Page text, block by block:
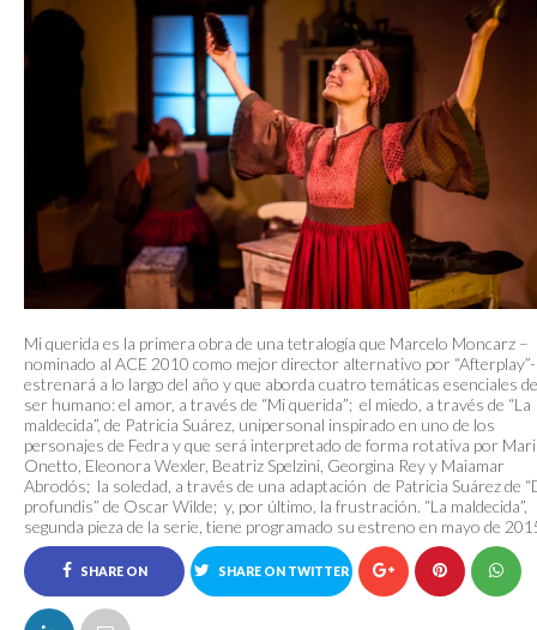
Mi querida es la primera obra de una tetralogía que Marcelo Moncarz –
nominado al ACE 2010 como mejor director alternativo por “Afterplay”-
estrenará a lo largo del año y que aborda cuatro temáticas esenciales
ser humano: el amor, a través de “Mi querida”; el miedo, a través de “La
maldecida”, de Patricia Suárez, unipersonal inspirado en uno de los
personajes de Fedra y que será interpretado de forma rotativa por
Onetto, Eleonora Wexler, Beatriz Spelzini, Georgina Rey y Maiamar
Abrodós; la soledad, a través de una adaptación de Patricia Suárez de
profundis” de Oscar Wilde; y, por último, la frustración. “La maldecida”,
segunda pieza de la serie, tiene programado su estreno en mayo de
SHARE ON
FACEBOOK
SHARE ON TWITTER